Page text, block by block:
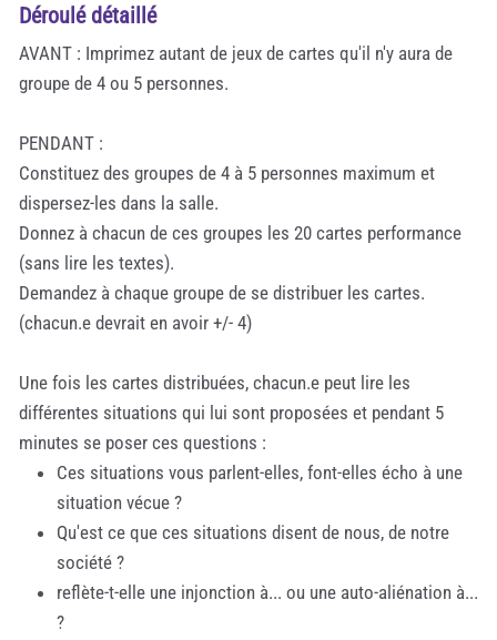
Déroulé détaillé
AVANT : Imprimez autant de jeux de cartes qu'il n'y aura de
groupe de 4 ou 5 personnes.
PENDANT :
Constituez des groupes de 4 à 5 personnes maximum et
dispersez-les dans la salle.
Donnez à chacun de ces groupes les 20 cartes performance
(sans lire les textes).
Demandez à chaque groupe de se distribuer les cartes.
(chacun.e devrait en avoir +/- 4)
Une fois les cartes distribuées, chacun.e peut lire les
différentes situations qui lui sont proposées et pendant 5
minutes se poser ces questions :
Ces situations vous parlent-elles, font-elles écho à une
situation vécue ?
Qu'est ce que ces situations disent de nous, de notre
société ?
reflète-t-elle une injonction à... ou une auto-aliénation à...
?